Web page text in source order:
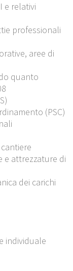
e relativi
professionali
aree di
quanto
(PSC)
e attrezzature di
dei carichi
individuale